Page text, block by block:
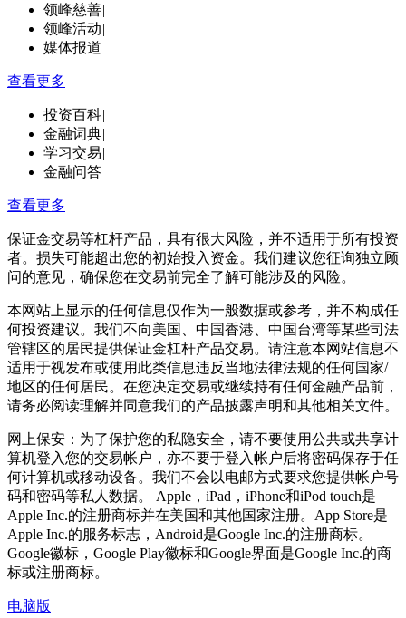
领峰慈善|
领峰活动|
媒体报道
查看更多
投资百科|
金融词典|
学习交易|
金融问答
查看更多
保证金交易等杠杆产品，具有很大风险，并不适用于所有投资
者。损失可能超出您的初始投入资金。我们建议您征询独立顾
问的意见，确保您在交易前完全了解可能涉及的风险。
本网站上显示的任何信息仅作为一般数据或参考，并不构成任
何投资建议。我们不向美国、中国香港、中国台湾等某些司法
管辖区的居民提供保证金杠杆产品交易。请注意本网站信息不
适用于视发布或使用此类信息违反当地法律法规的任何国家/
地区的任何居民。在您决定交易或继续持有任何金融产品前，
请务必阅读理解并同意我们的产品披露声明和其他相关文件。
网上保安：为了保护您的私隐安全，请不要使用公共或共享计
算机登入您的交易帐户，亦不要于登入帐户后将密码保存于任
何计算机或移动设备。我们不会以电邮方式要求您提供帐户号
码和密码等私人数据。 Apple，iPad，iPhone和iPod touch是
Apple Inc.的注册商标并在美国和其他国家注册。App Store是
Apple Inc.的服务标志，Android是Google Inc.的注册商标。
Google徽标，Google Play徽标和Google界面是Google Inc.的商
标或注册商标。
电脑版